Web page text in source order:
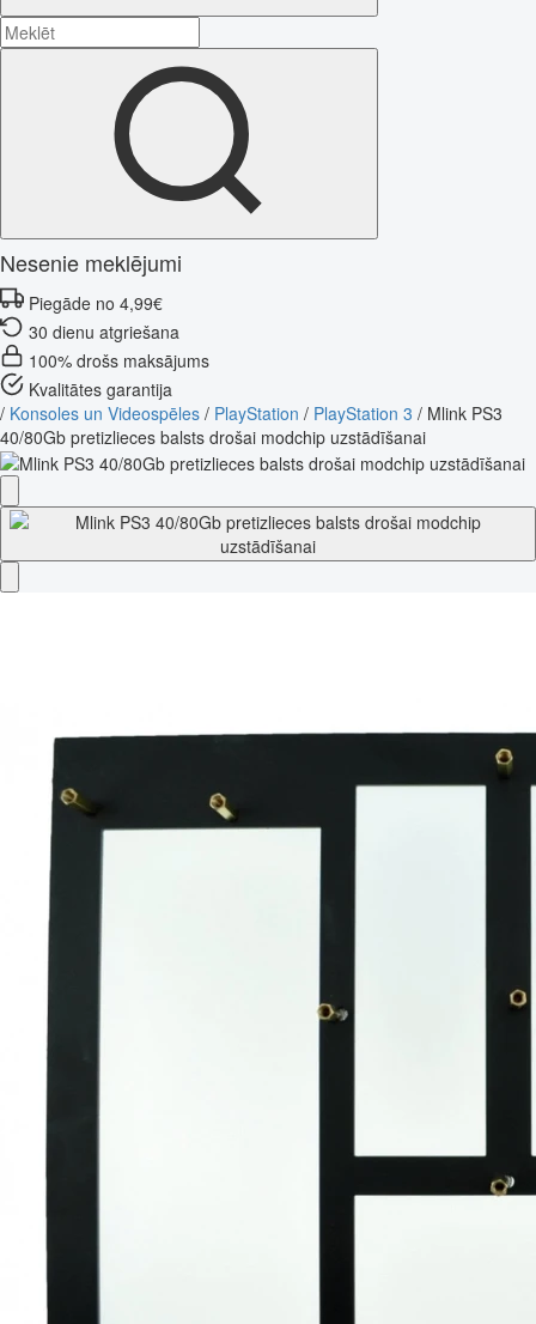
Nesenie meklējumi
Piegāde no 4,99€
30 dienu atgriešana
100% drošs maksājums
Kvalitātes garantija
/ Konsoles un Videospēles / PlayStation / PlayStation 3 / Mlink PS3
40/80Gb pretizlieces balsts drošai modchip uzstādīšanai